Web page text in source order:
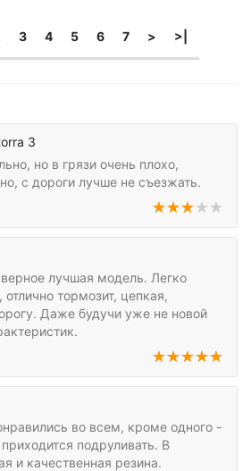
3 4 5 6 7 > >|
3
но в грязи очень плохо,
с дороги лучше не съезжать.
лучшая модель. Легко
тормозит, цепкая,
Даже будучи уже не новой
во всем, кроме одного -
подруливать. В
и качественная резина.